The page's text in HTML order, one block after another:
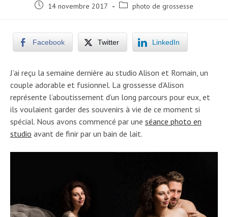
Post 14 novembre 2017
Post photo de grossesse
Facebook Twitter LinkedIn
J’ai reçu la semaine dernière au studio Alison et Romain, un
couple adorable et fusionnel. La grossesse d’Alison
représente l’aboutissement d’un long parcours pour eux, et
ils voulaient garder des souvenirs à vie de ce moment si
spécial. Nous avons commencé par une séance photo en
studio avant de finir par un bain de lait.